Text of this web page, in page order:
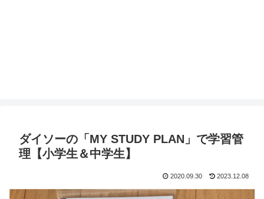
ダイソーの「MY STUDY PLAN」で学習管
理【小学生＆中学生】
2020.09.30 2023.12.08